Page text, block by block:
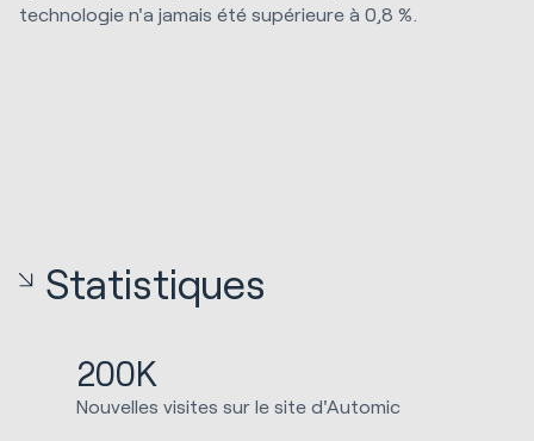
technologie n'a jamais été supérieure à 0,8 %.
Statistiques
200K
Nouvelles visites sur le site d'Automic